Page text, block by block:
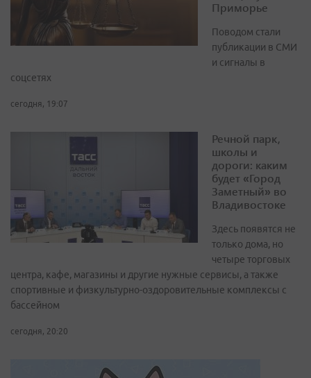
Приморье
Поводом стали
публикации в СМИ
и сигналы в
соцсетях
сегодня, 19:07
Речной парк,
школы и
дороги: каким
будет «Город
Заметный» во
Владивостоке
Здесь появятся не
только дома, но
четыре торговых
центра, кафе, магазины и другие нужные сервисы, а также
спортивные и физкультурно-оздоровительные комплексы с
бассейном
сегодня, 20:20